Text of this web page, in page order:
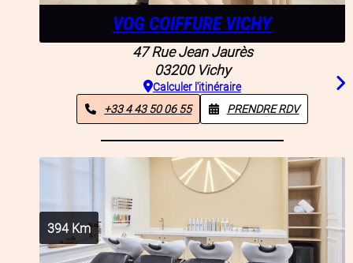
VOG COIFFURE VICHY
47 Rue Jean Jaurès
03200 Vichy
Calculer l'itinéraire
+33 4 43 50 06 55
PRENDRE RDV
394Km